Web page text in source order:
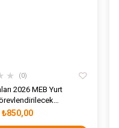
★ 0
2026 MEB Yurt
Seçme Sınavı Konu
₺850,00